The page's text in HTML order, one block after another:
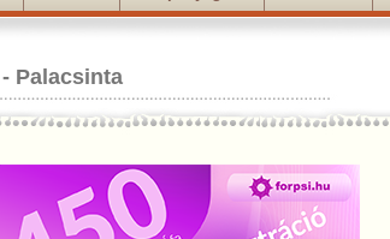
- Palacsinta